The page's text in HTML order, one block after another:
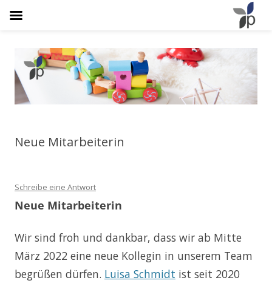
Osteopathie Plathner
Natürlich Schmerzfrei
Neue Mitarbeiterin
Schreibe eine Antwort
Neue Mitarbeiterin
Wir sind froh und dankbar, dass wir ab Mitte
März 2022 eine neue Kollegin in unserem Team
begrüßen dürfen. Luisa Schmidt ist seit 2020